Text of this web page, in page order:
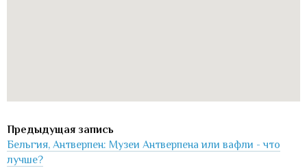
Бельгия, Антверпен: Музеи Антверпена или вафли - что
лучше?